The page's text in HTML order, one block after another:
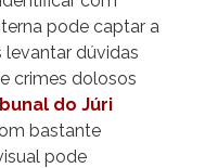
pode captar a
levantar dúvidas
crimes dolosos
do Júri
bastante
pode